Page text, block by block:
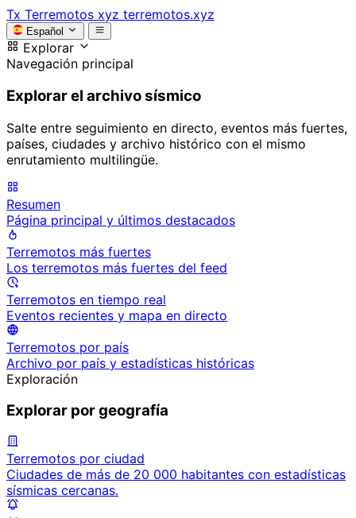
Tx Terremotos xyz terremotos.xyz
Español
Explorar
Navegación principal
Explorar el archivo sísmico
Salte entre seguimiento en directo, eventos más fuertes,
países, ciudades y archivo histórico con el mismo
enrutamiento multilingüe.
Resumen
Página principal y últimos destacados
Terremotos más fuertes
Los terremotos más fuertes del feed
Terremotos en tiempo real
Eventos recientes y mapa en directo
Terremotos por país
Archivo por país y estadísticas históricas
Exploración
Explorar por geografía
Terremotos por ciudad
Ciudades de más de 20 000 habitantes con estadísticas
sísmicas cercanas.